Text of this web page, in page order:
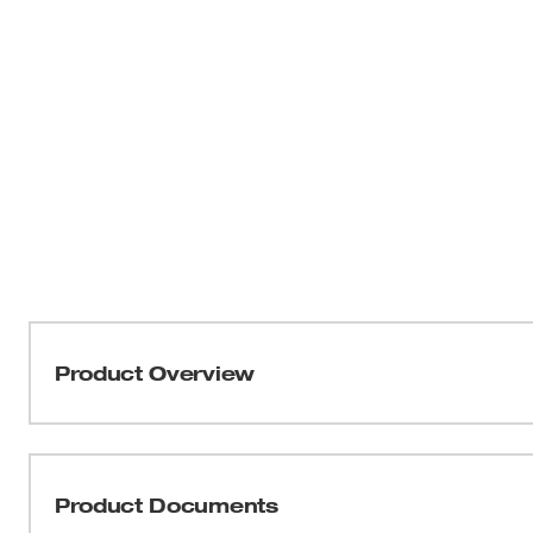
Product Overview
REDLITHIUM™, que funcionan hasta 4 veces más con
Product Documents